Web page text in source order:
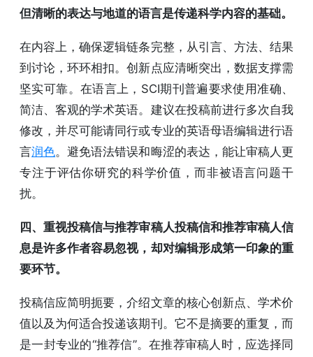
但清晰的表达与地道的语言是传递科学内容的基础。
在内容上，确保逻辑链条完整，从引言、方法、结果
到讨论，环环相扣。创新点应清晰突出，数据支撑需
坚实可靠。在语言上，SCI期刊普遍要求使用准确、
简洁、客观的学术英语。建议在投稿前进行多次自我
修改，并尽可能请同行或专业的英语母语编辑进行语
言润色。避免语法错误和晦涩的表达，能让审稿人更
专注于评估你研究的科学价值，而非被语言问题干
扰。
四、重视投稿信与推荐审稿人投稿信和推荐审稿人信
息是许多作者容易忽视，却对编辑形成第一印象的重
要环节。
投稿信应简明扼要，介绍文章的核心创新点、学术价
值以及为何适合投递该期刊。它不是摘要的重复，而
是一封专业的“推荐信”。在推荐审稿人时，应选择同